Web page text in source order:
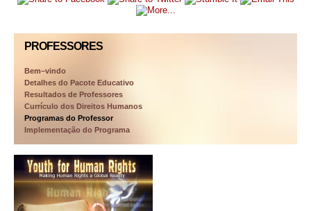
PROFESSORES
Bem–vindo
Detalhes do Pacote Educativo
Resultados de Professores
Currículo dos Direitos Humanos
Programas do Professor
Implementação do Programa